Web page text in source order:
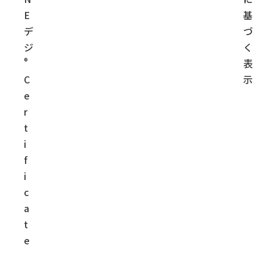
E
デ
ジ
®
C
e
r
t
i
f
i
c
a
t
e
基
づ
く
表
示